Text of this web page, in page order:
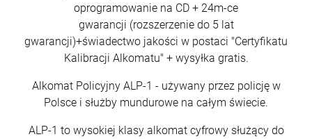
oprogramowanie na CD + 24m-ce
gwarancji (rozszerzenie do 5 lat
gwarancji)+świadectwo jakości w postaci "Certyfikatu
Kalibracji Alkomatu" + wysyłka gratis.
Alkomat Policyjny ALP-1 - używany przez policję w
Polsce i służby mundurowe na całym świecie.
ALP-1 to wysokiej klasy alkomat cyfrowy służący do